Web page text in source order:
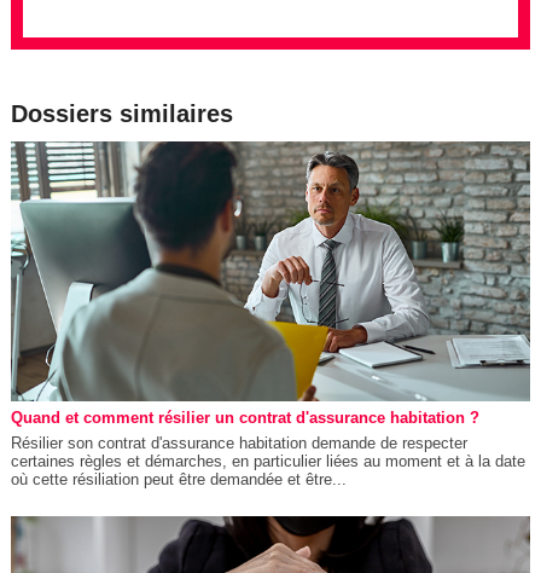
Dossiers similaires
Quand et comment résilier un contrat d'assurance habitation ?
Résilier son contrat d'assurance habitation demande de respecter
certaines règles et démarches, en particulier liées au moment et à la date
où cette résiliation peut être demandée et être...